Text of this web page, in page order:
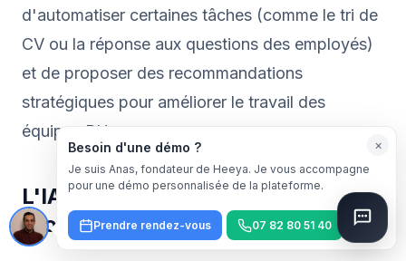
d'automatiser certaines tâches (comme le tri de
CV ou la réponse aux questions des employés)
et de proposer des recommandations
stratégiques pour améliorer le travail des
équipes RH.
L'IA va-t-elle remplacer les
professionnels des RH ?
×
Besoin d'une démo ?
Je suis Anas, fondateur de Heeya. Je vous accompagne
pour une démo personnalisée de la plateforme.
Prendre rendez-vous 07 82 80 51 40